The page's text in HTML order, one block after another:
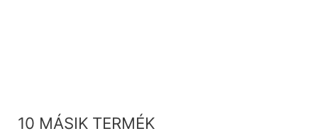
10 MÁSIK TERMÉK